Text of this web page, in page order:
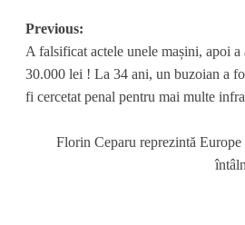
Post
navigation
Previous:
A falsificat actele unele mașini, apoi a
30.000 lei ! La 34 ani, un buzoian a
fi cercetat penal pentru mai multe
Florin Ceparu reprezintă